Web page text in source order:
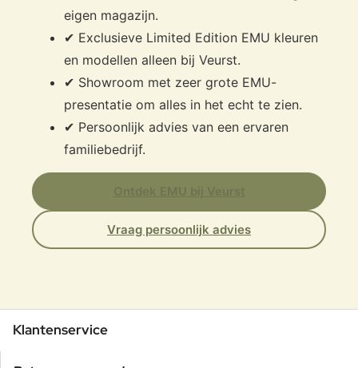
eigen magazijn.
✔ Exclusieve Limited Edition EMU kleuren
en modellen alleen bij Veurst.
✔ Showroom met zeer grote EMU-
presentatie om alles in het echt te zien.
✔ Persoonlijk advies van een ervaren
familiebedrijf.
Vraag persoonlijk advies
Klantenservice